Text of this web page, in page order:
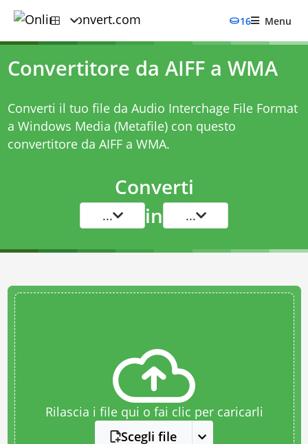
16 Menu
Convertitore da AIFF a WMA
Converti il tuo file da Audio Interchage File Format
a Windows Media (Metafile) con questo
convertitore da AIFF a WMA.
Converti
... in ...
Rilascia i file qui o fai clic per caricarli
Scegli file